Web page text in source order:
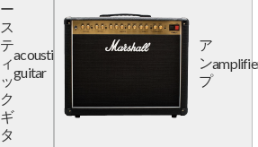
ー
ス
テ
ィ
ッ
ク
ギ
タ
acoustic
guitar
ア
ン
プ